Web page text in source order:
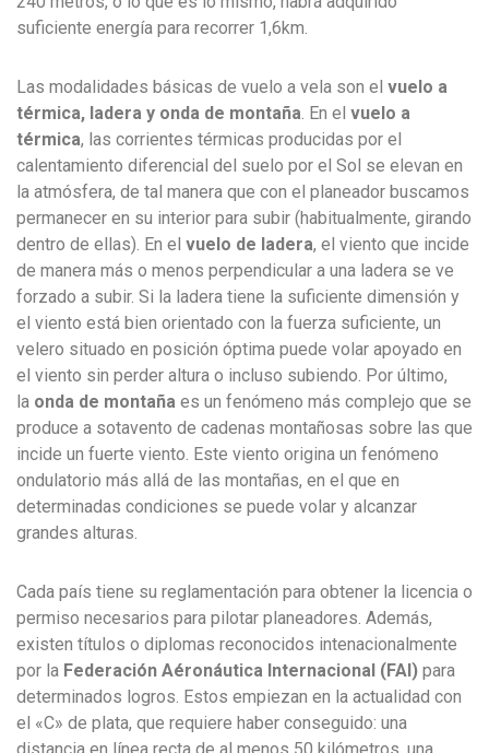
suficiente energía para recorrer 1,6km.
Las modalidades básicas de vuelo a vela son el vuelo a
térmica, ladera y onda de montaña . En el vuelo a
térmica, las corrientes térmicas producidas por el
calentamiento diferencial del suelo por el Sol se elevan en
la atmósfera, de tal manera que con el planeador buscamos
permanecer en su interior para subir (habitualmente, girando
dentro de ellas). En el vuelo de ladera, el viento que incide
de manera más o menos perpendicular a una ladera se ve
forzado a subir. Si la ladera tiene la suficiente dimensión y
el viento está bien orientado con la fuerza suficiente, un
velero situado en posición óptima puede volar apoyado en
el viento sin perder altura o incluso subiendo. Por último,
la onda de montaña es un fenómeno más complejo que se
produce a sotavento de cadenas montañosas sobre las que
incide un fuerte viento. Este viento origina un fenómeno
ondulatorio más allá de las montañas, en el que en
determinadas condiciones se puede volar y alcanzar
grandes alturas.
Cada país tiene su reglamentación para obtener la licencia o
permiso necesarios para pilotar planeadores. Además,
existen títulos o diplomas reconocidos intenacionalmente
por la Federación Aéronáutica Internacional (FAI) para
determinados logros. Estos empiezan en la actualidad con
el «C» de plata, que requiere haber conseguido: una